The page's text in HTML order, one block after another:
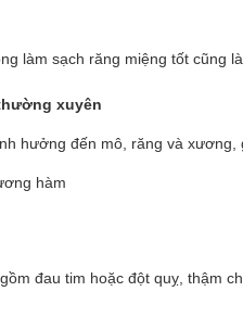
làm sạch răng miệng tốt cũng
xuyên
hưởng đến mô, răng và
hàm
đau tim hoặc đột quỵ, thậm